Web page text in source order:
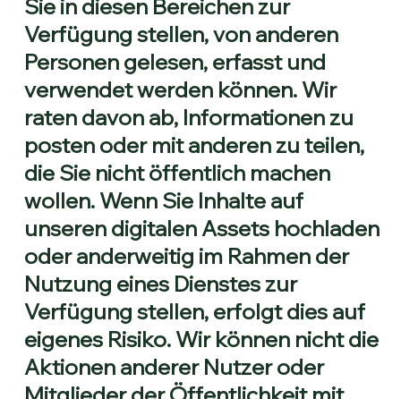
Sie in diesen Bereichen zur
Verfügung stellen, von anderen
Personen gelesen, erfasst und
verwendet werden können. Wir
raten davon ab, Informationen zu
posten oder mit anderen zu teilen,
die Sie nicht öffentlich machen
wollen. Wenn Sie Inhalte auf
unseren digitalen Assets hochladen
oder anderweitig im Rahmen der
Nutzung eines Dienstes zur
Verfügung stellen, erfolgt dies auf
eigenes Risiko. Wir können nicht die
Aktionen anderer Nutzer oder